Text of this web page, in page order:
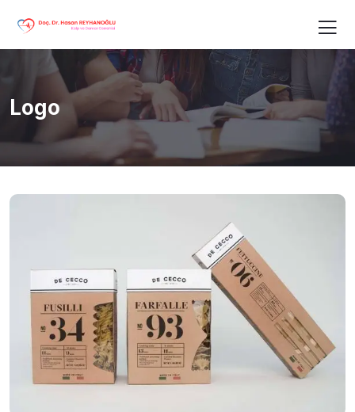
Logo
LOGO
Business card